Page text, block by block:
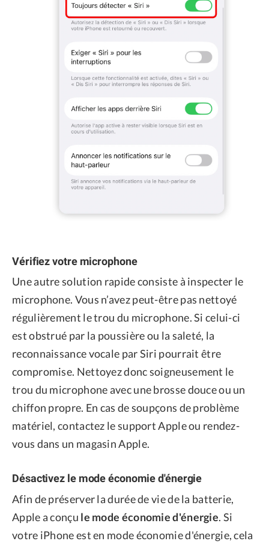
Vérifiez votre microphone
Une autre solution rapide consiste à inspecter le
microphone. Vous n’avez peut-être pas nettoyé
régulièrement le trou du microphone. Si celui-ci
est obstrué par la poussière ou la saleté, la
reconnaissance vocale par Siri pourrait être
compromise. Nettoyez donc soigneusement le
trou du microphone avec une brosse douce ou un
chiffon propre. En cas de soupçons de problème
matériel, contactez le support Apple ou rendez-
vous dans un magasin Apple.
Désactivez le mode économie d'énergie
Afin de préserver la durée de vie de la batterie,
Apple a conçu le mode économie d'énergie. Si
votre iPhone est en mode économie d'énergie, cela